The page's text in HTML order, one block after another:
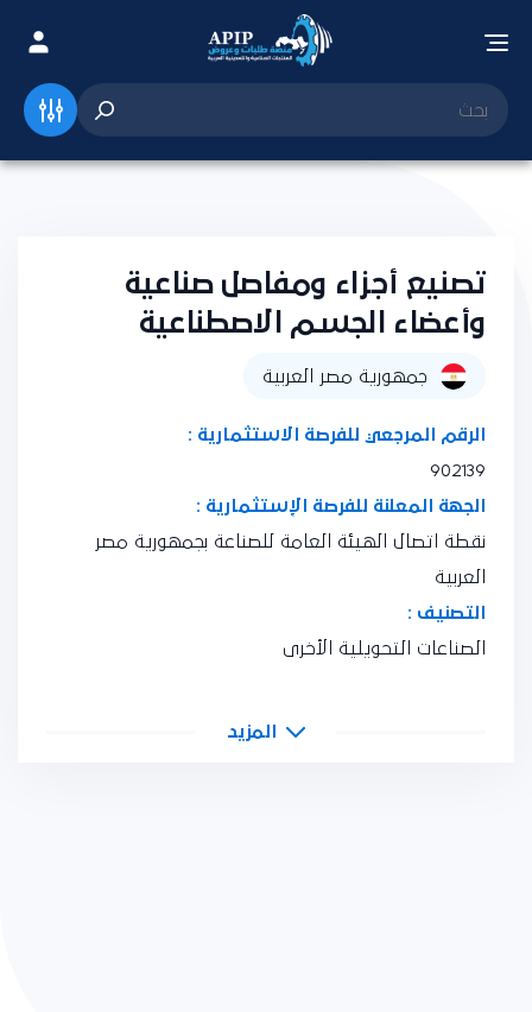
تصنيع أجزاء ومفاصل صناعية
وأعضاء الجسم الاصطناعية
جمهورية مصر العربية
الرقم المرجعي للفرصة الاستثمارية :
902139
الجهة المعلنة للفرصة الإستثمارية :
نقطة اتصال الهيئة العامة للصناعة بجمهورية مصر
العربية
التصنيف :
الصناعات التحويلية الأخرى
المزيد